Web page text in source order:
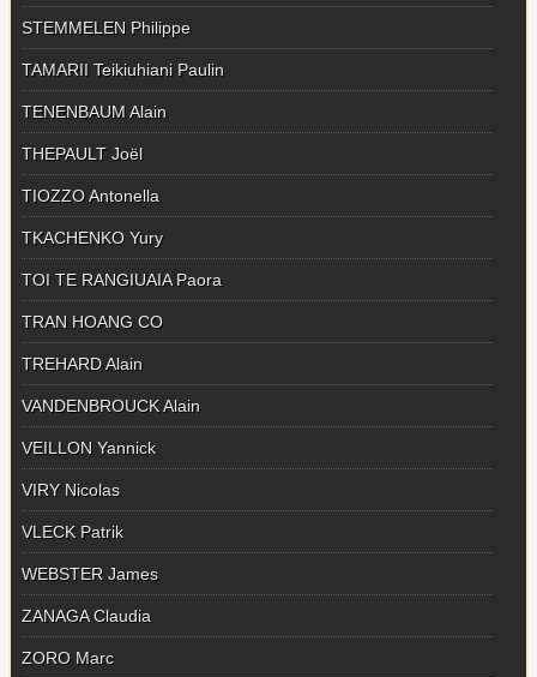
STEMMELEN Philippe
TAMARII Teikiuhiani Paulin
TENENBAUM Alain
THEPAULT Joël
TIOZZO Antonella
TKACHENKO Yury
TOI TE RANGIUAIA Paora
TRAN HOANG CO
TREHARD Alain
VANDENBROUCK Alain
VEILLON Yannick
VIRY Nicolas
VLECK Patrik
WEBSTER James
ZANAGA Claudia
ZORO Marc